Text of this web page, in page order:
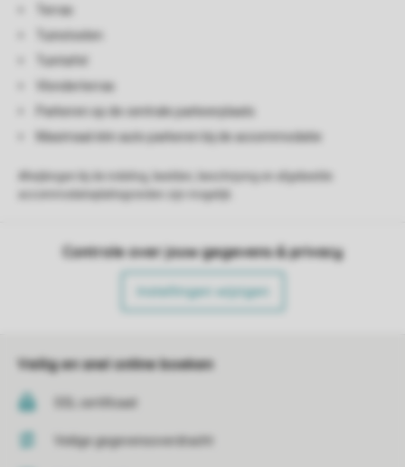
Terras
Tuinstoelen
Tuintafel
Vlonderterras
Parkeren op de centrale parkeerplaats
Maximaal één auto parkeren bij de accommodatie
Controle over jouw gegevens & privacy
Instellingen wijzigen
Veilig en snel online boeken
SSL certificaat
Veilige gegevensoverdracht